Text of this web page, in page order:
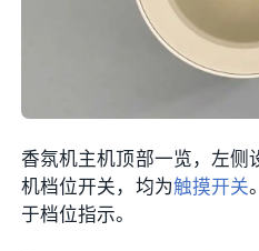
香氛机主机顶部一览，左侧
机档位开关，均为触摸开关
于档位指示。